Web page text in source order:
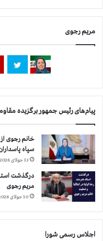
مریم رجوی
پیام‌های رئیس جمهور برگزیده
خانم رجوی
سپاه
13 جولای 2026
درگذشت
مریم رجوی
10 جولای 2026
اجلاس رسمی شورا